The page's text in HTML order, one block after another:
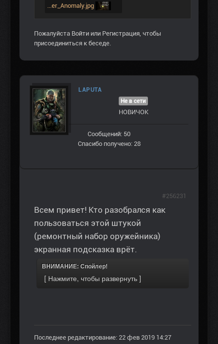
...er_Anomaly.jpg
Пожалуйста Войти или Регистрация , чтобы
присоединиться к беседе.
LAPUTA
Не в сети
НОВИЧОК
Сообщений: 50
Спасибо получено: 28
Всем привет! Кто разобрался как
пользоваться этой штукой
(ремонтный набор оружейника)
экранная подсказка врёт.
ВНИМАНИЕ: Спойлер!
Последнее редактирование: 22 фев 2019 14:27
#256231